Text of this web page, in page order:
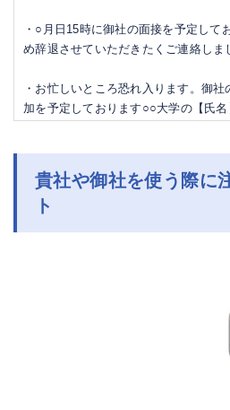
・○月日15時に御社の面接を予定して
め辞退させていただきたくご連絡しま
・お忙しいところ恐れ入ります。御
加を予定しております○○大学の【氏名
貴社や御社を使う際に
ト